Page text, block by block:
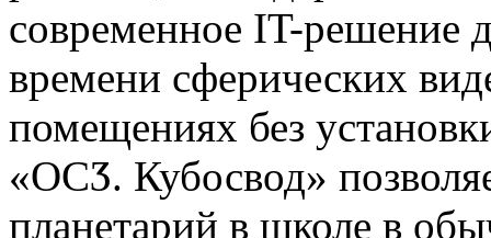
современное IT-решение
времени сферических
помещениях без
«ОСӠ. Кубосвод»
планетарий в школе в